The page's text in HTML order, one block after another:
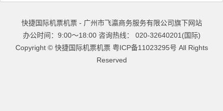
快捷国际机票机票 - 广州市飞瀛商务服务有限公司旗下网站
办公时间：9:00～18:00 咨询热线： 020-32640201(国际)
Copyright © 快捷国际机票机票 粤ICP备11023295号 All Rights
Reserved